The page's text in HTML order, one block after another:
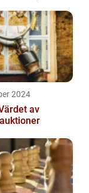
2024
av